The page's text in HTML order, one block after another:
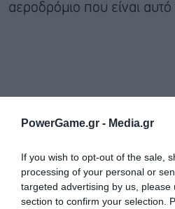
PowerGame.gr - Media.gr
If you wish to opt-out of the sale,
processing of your personal or
targeted advertising by us, please
section to confirm your selection.
αεροδρόμιο που είναι
Διαβάστε επίσης
Νωρίτερα έρχονται τα